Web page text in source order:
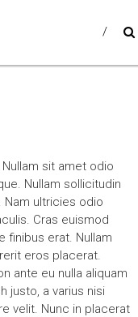
sit amet odio
Nullam sollicitudin
Nam ultricies odio
Cras euismod
finibus erat. Nullam
eros placerat.
ante eu nulla aliquam
justo, a varius nisi
velit. Nunc in placerat